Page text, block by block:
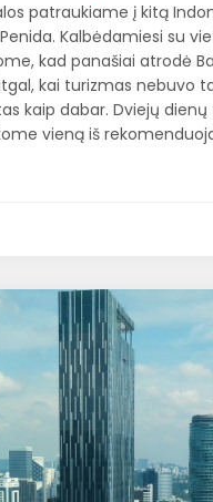
patraukiame į kitą
Kalbėdamiesi su
kad panašiai atrodė
kai turizmas nebuvo
kaip dabar. Dviejų dienų
vieną iš